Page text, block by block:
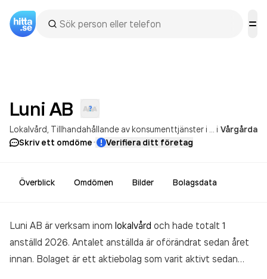
Luni AB
Lokalvård Tillhandahållande av konsumenttjänster i hemmet i Vårgårda
Skriv ett omdöme· Verifiera ditt företag
Överblick Omdömen Bilder Bolagsdata
Luni AB är verksam inom lokalvård och hade totalt 1
anställd 2026. Antalet anställda är oförändrat sedan året
innan. Bolaget är ett aktiebolag som varit aktivt sedan